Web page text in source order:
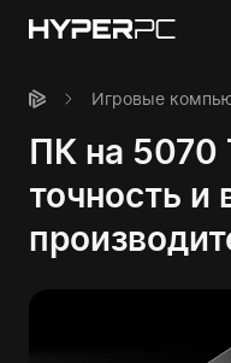
Игровые
ПК на 5070
точность и